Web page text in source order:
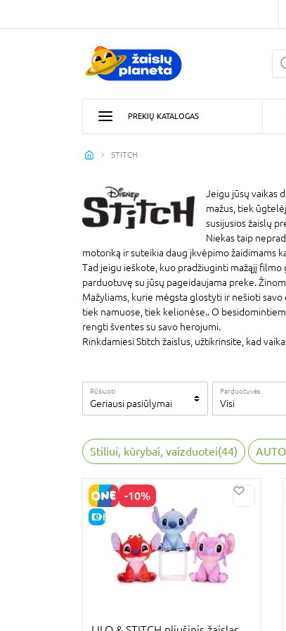
PREKIŲ KATALOGAS
STITCH
Jeigu jūsų vaikas
mažus, tiek
susijusios žaislų
Niekas taip
motoriką ir suteikia daug įkvėpimo žaidimams
Tad jeigu ieškote, kuo pradžiuginti mažąjį
parduotuvę su jūsų pageidaujama preke.
Mažyliams, kurie mėgsta glostyti ir nešioti
tiek namuose, tiek kelionėse.. O
rengti šventes su savo herojumi.
Rinkdamiesi Stitch žaislus, užtikrinsite, kad
Rūšiuoti
Geriausi pasiūlymai
Parduotuvės
Visi
Stiliui, kūrybai, vaizduotei(44)
-10%
E-KAINA